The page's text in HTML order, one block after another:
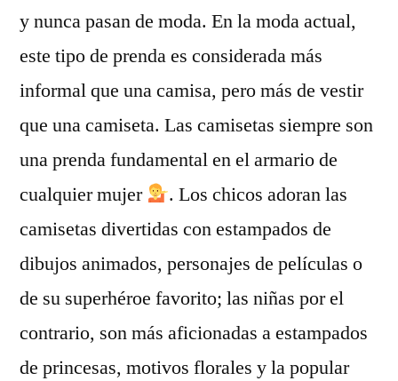
y nunca pasan de moda. En la moda actual,
este tipo de prenda es considerada más
informal que una camisa, pero más de vestir
que una camiseta. Las camisetas siempre son
una prenda fundamental en el armario de
cualquier mujer
. Los chicos adoran las
camisetas divertidas con estampados de
dibujos animados, personajes de películas o
de su superhéroe favorito; las niñas por el
contrario, son más aficionadas a estampados
de princesas, motivos florales y la popular